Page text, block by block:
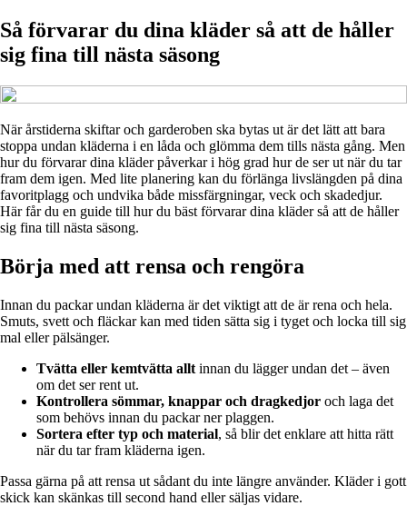
Så förvarar du dina kläder så att de håller
sig fina till nästa säsong
När årstiderna skiftar och garderoben ska bytas ut är det lätt att bara
stoppa undan kläderna i en låda och glömma dem tills nästa gång. Men
hur du förvarar dina kläder påverkar i hög grad hur de ser ut när du tar
fram dem igen. Med lite planering kan du förlänga livslängden på dina
favoritplagg och undvika både missfärgningar, veck och skadedjur.
Här får du en guide till hur du bäst förvarar dina kläder så att de håller
sig fina till nästa säsong.
Börja med att rensa och rengöra
Innan du packar undan kläderna är det viktigt att de är rena och hela.
Smuts, svett och fläckar kan med tiden sätta sig i tyget och locka till sig
mal eller pälsänger.
Tvätta eller kemtvätta allt innan du lägger undan det – även
om det ser rent ut.
Kontrollera sömmar, knappar och dragkedjor och laga det
som behövs innan du packar ner plaggen.
Sortera efter typ och material, så blir det enklare att hitta rätt
när du tar fram kläderna igen.
Passa gärna på att rensa ut sådant du inte längre använder. Kläder i gott
skick kan skänkas till second hand eller säljas vidare.